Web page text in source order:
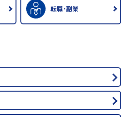
転職･副業